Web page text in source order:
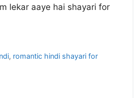
lekar aaye hai shayari for
, romantic hindi shayari for